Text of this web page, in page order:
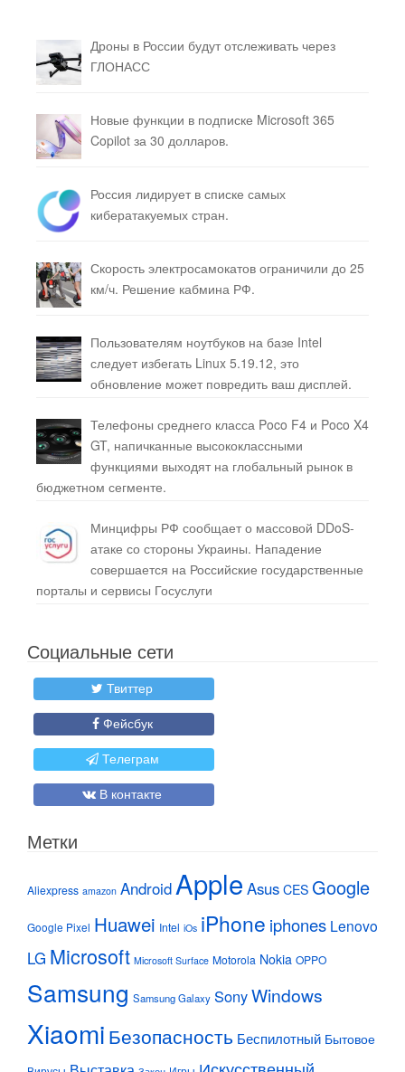
Дроны в России будут отслеживать через
ГЛОНАСС
Новые функции в подписке Microsoft 365
Copilot за 30 долларов.
Россия лидирует в списке самых
кибератакуемых стран.
Скорость электросамокатов ограничили до 25
км/ч. Решение кабмина РФ.
Пользователям ноутбуков на базе Intel
следует избегать Linux 5.19.12, это
обновление может повредить ваш дисплей.
Телефоны среднего класса Poco F4 и Poco X4
GT, напичканные высококлассными
функциями выходят на глобальный рынок в
бюджетном сегменте.
Минцифры РФ сообщает о массовой DDoS-
атаке со стороны Украины. Нападение
совершается на Российские государственные
порталы и сервисы Госуслуги
Социальные сети
Твиттер
Фейсбук
Телеграм
В контакте
Метки
Aliexpress amazon Android Apple Asus CES Google
Google Pixel Huawei Intel iOs iPhone iphones Lenovo
LG Microsoft Microsoft Surface Motorola Nokia OPPO
Samsung Samsung Galaxy SonyWindows
Xiaomi Безопасность Беспилотный Бытовое